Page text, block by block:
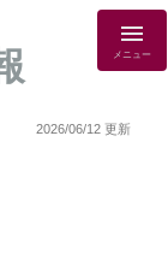
メニュー
2026/06/12 更新